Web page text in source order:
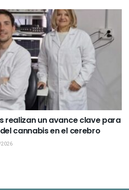
realizan un avance clave para
cannabis en el cerebro